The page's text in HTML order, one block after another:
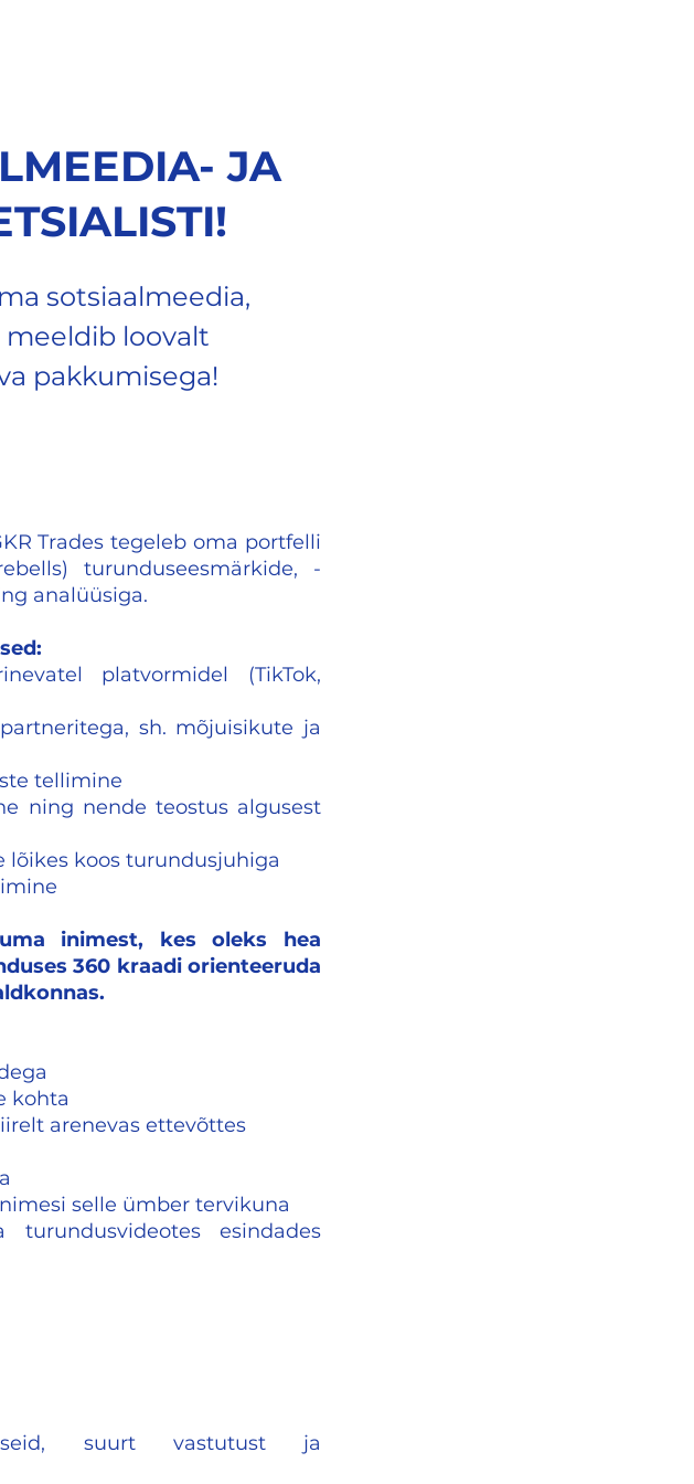
JA
sotsiaalmeedia,
loovalt
pakkumisega!
Trades tegeleb oma portfelli
turunduseesmärkide, -
analüüsiga.
platvormidel (TikTok,
sh. mõjuisikute ja
tellimine
ning nende teostus algusest
koos turundusjuhiga
inimest, kes oleks hea
360 kraadi orienteeruda
kohta
arenevas ettevõttes
selle ümber tervikuna
esindades
suurt vastutust ja